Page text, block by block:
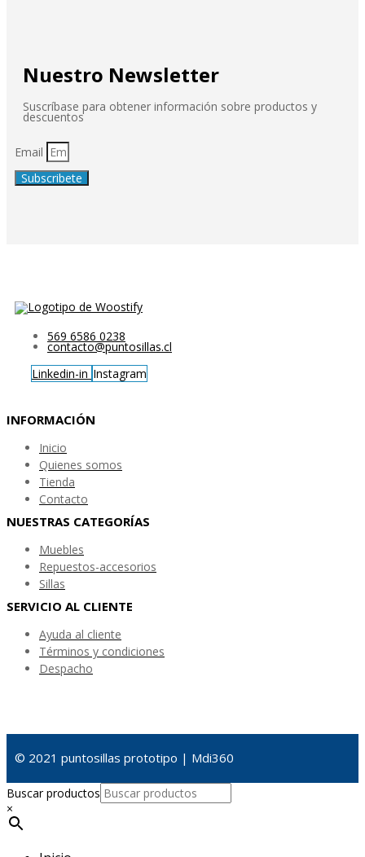
Nuestro Newsletter
Suscríbase para obtener información sobre productos y
descuentos
Email
Subscribete
569 6586 0238
contacto@puntosillas.cl
Linkedin-in Instagram
INFORMACIÓN
Inicio
Quienes somos
Tienda
Contacto
NUESTRAS CATEGORÍAS
Muebles
Repuestos-accesorios
Sillas
SERVICIO AL CLIENTE
Ayuda al cliente
Términos y condiciones
Despacho
© 2021 puntosillas prototipo | Mdi360
Buscar productos
×